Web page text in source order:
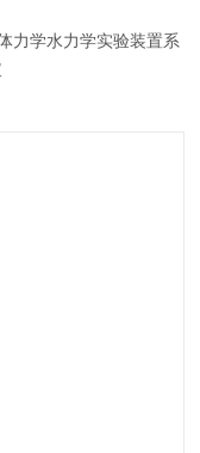
力学水力学实验装置系